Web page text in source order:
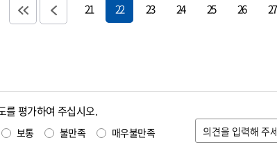
21 22 23 24 25 26 27
를 평가하여 주십시오.
보통 불만족 매우불만족